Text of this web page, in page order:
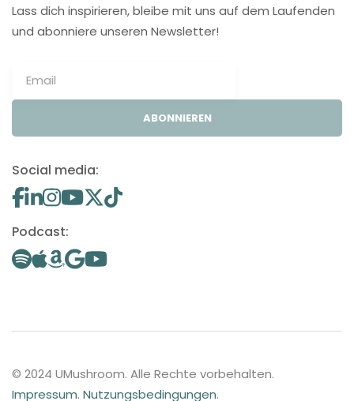
Lass dich inspirieren, bleibe mit uns auf dem Laufenden
und abonniere unseren Newsletter!
ABONNIEREN
Social media:
Podcast:
© 2024 UMushroom. Alle Rechte vorbehalten.
Impressum. Nutzungsbedingungen.